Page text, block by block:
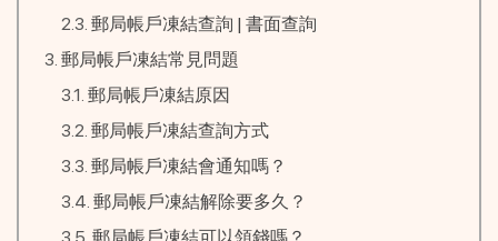
郵局帳戶凍結查詢 | 書面查詢
郵局帳戶凍結常見問題
郵局帳戶凍結原因
郵局帳戶凍結查詢方式
郵局帳戶凍結會通知嗎？
郵局帳戶凍結解除要多久？